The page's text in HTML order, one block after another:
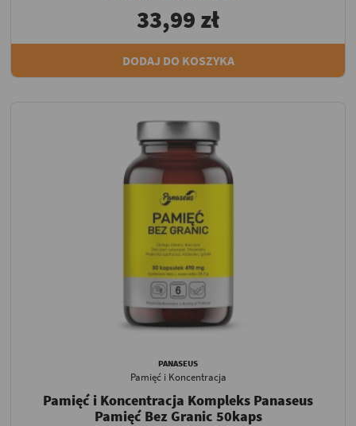
33,99 zł
DODAJ DO KOSZYKA
PANASEUS
Pamięć i Koncentracja
Pamięć i Koncentracja Kompleks Panaseus
Pamięć Bez Granic 50kaps